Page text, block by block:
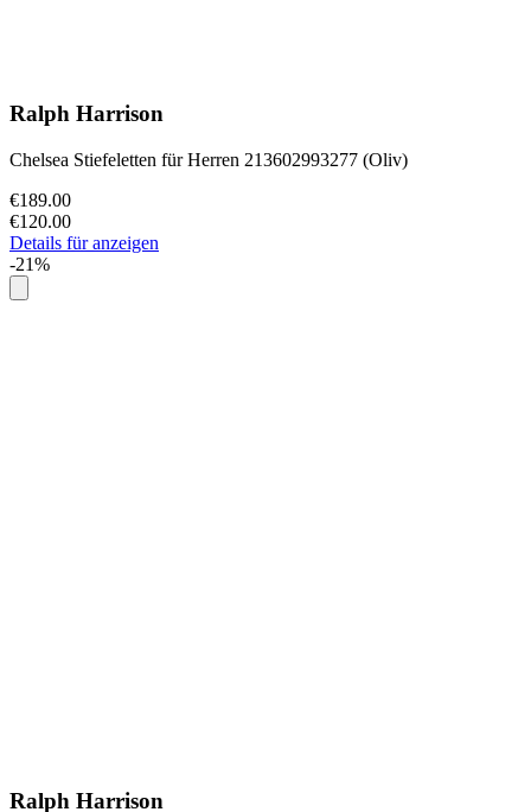
Ralph Harrison
Chelsea Stiefeletten für Herren 213602993277 (Oliv)
€189.00
€120.00
Details für anzeigen
-21%
Ralph Harrison